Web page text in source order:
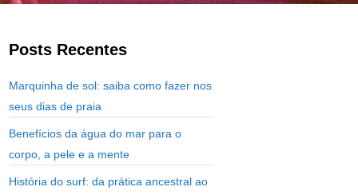
Posts Recentes
Marquinha de sol: saiba como fazer nos
seus dias de praia
Benefícios da água do mar para o
corpo, a pele e a mente
História do surf: da prática ancestral ao